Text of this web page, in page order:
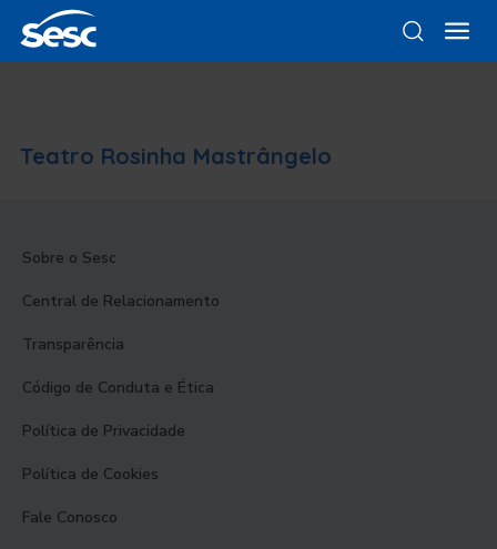
Teatro Rosinha Mastrângelo
Sobre o Sesc
Central de Relacionamento
Transparência
Código de Conduta e Ética
Política de Privacidade
Política de Cookies
Fale Conosco